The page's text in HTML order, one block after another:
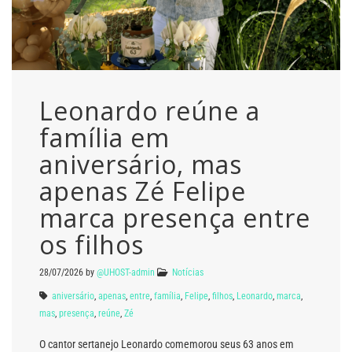
Leonardo reúne a
família em
aniversário, mas
apenas Zé Felipe
marca presença entre
os filhos
28/07/2026 by @UHOST-admin Notícias
aniversário, apenas, entre, família, Felipe, filhos, Leonardo, marca,
mas, presença, reúne, Zé
O cantor sertanejo Leonardo comemorou seus 63 anos em